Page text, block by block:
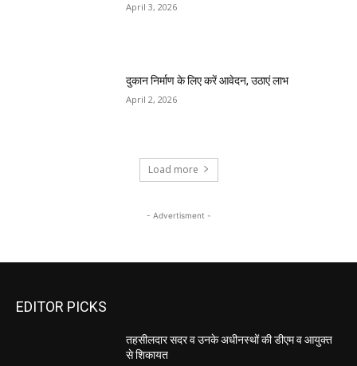
April 3, 2026
दुकान निर्माण के लिए करें आवेदन, उठाएं लाभ
April 2, 2026
Load more
- Advertisment -
EDITOR PICKS
तहसीलदार सदर व उनके अधीनस्थों की डीएम व आयुक्त
से शिकायत